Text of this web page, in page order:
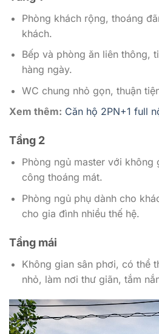
Phòng khách rộng, thoáng
khách.
Bếp và phòng ăn liên thông,
hàng ngày.
WC chung nhỏ gọn, thuận
Xem thêm: Căn hộ 2PN+1 full
Tầng 2
Phòng ngủ master với không
công thoáng mát.
Phòng ngủ phụ dành cho
cho gia đình nhiều thế hệ.
Tầng mái
Không gian sân phơi, có thể
nhỏ, làm nơi thư giãn, tắm